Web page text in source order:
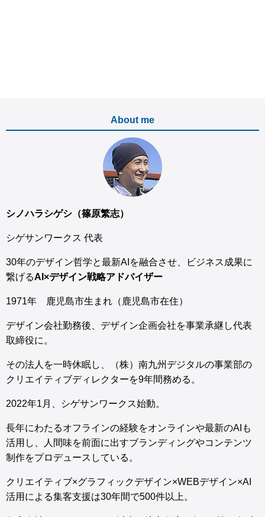
About me
シノハラシゲシ（篠原繁志）
シゲサンワークス 代表
30年のデザイン哲学と最新AIを融合させ、ビジネス成果に
繋げるAI×デザイン戦略アドバイザー
1971年 鹿児島市生まれ（鹿児島市在住）
デザイン会社勤務後、デザイン企画会社を事業承継し代表
取締役に。
その法人を一時休眠し、（株）南九州デジタルの事業部の
クリエイティブディレクターを9年間務める。
2022年1月、シゲサンワークス始動。
長年にわたるオフラインの経験をオンラインや最新のAIも
活用し、人間味を前面に出すブランディングやコンテンツ
制作をプロデュースしている。
クリエイティブ×グラフィックデザイン×WEBデザイン×AI
活用による集客支援は30年間で500件以上。